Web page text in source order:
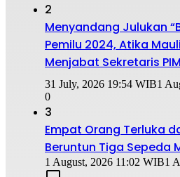
2
Menyandang Julukan
Pemilu 2024, Atika
Menjabat Sekretaris
31 July, 2026 19:54 WIB1
0
3
Empat Orang Terluka
Beruntun Tiga Sepeda
1 August, 2026 11:02 WIB1